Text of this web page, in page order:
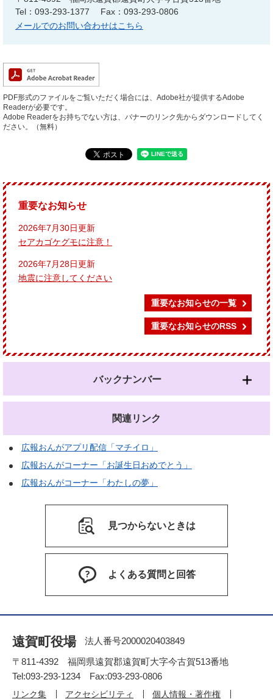
Tel：093-293-1377
Fax：093-293-0806
メールでのお問い合わせはこちら
PDF形式のファイルをご覧いただく場合には、Adobe社が提供するAdobe
Readerが必要です。
Adobe Readerをお持ちでない方は、バナーのリンク先からダウンロードしてく
ださい。（無料）
重要なお知らせ
2026年7月30日更新
セアカゴケグモに注意！
2026年7月28日更新
地震に注意してください
重要なお知らせの一覧
重要なお知らせのRSS
バックナンバー
関連リンク
広報おんがアプリ配信「マチイロ」
広報おんがコーナー「お誕生日おめでとう」
広報おんがコーナー「わたしの夢」
見つからないときは
よくある質問と回答
遠賀町役場
法人番号2000020403849
〒811-4392 福岡県遠賀郡遠賀町大字今古賀513番地
Tel:093-293-1234 Fax:093-293-0806
リンク集 アクセシビリティ 個人情報・著作権